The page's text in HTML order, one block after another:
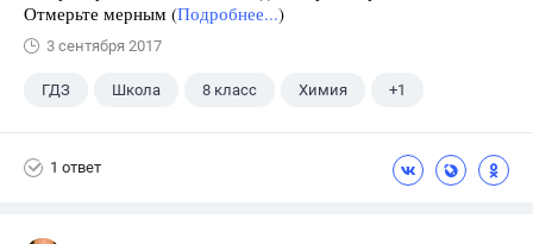
Отмерьте мерным (Подробнее...)
3 сентября 2017
ГДЗ Школа 8 класс Химия +1
1 ответ